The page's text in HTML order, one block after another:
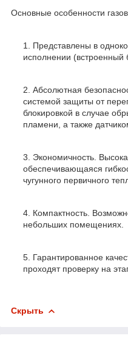
Основные особенности
Представлены в
исполнении (встроенный
Абсолютная
системой защиты от
блокировкой в случае
пламени, а также
Экономичность.
обеспечивающаяся
чугунного первичного
Компактность.
небольших помещениях.
Гарантированное
проходят проверку на
Скрыть